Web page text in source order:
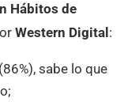
Hábitos de
Western Digital :
sabe lo que